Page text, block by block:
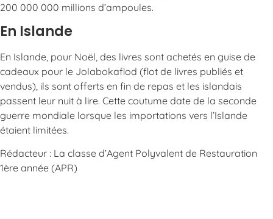
200 000 000 millions d’ampoules.
En Islande
En Islande, pour Noël, des livres sont achetés en guise de
cadeaux pour le Jolabokaflod (flot de livres publiés et
vendus), ils sont offerts en fin de repas et les islandais
passent leur nuit à lire. Cette coutume date de la seconde
guerre mondiale lorsque les importations vers l’Islande
étaient limitées.
Rédacteur : La classe d’Agent Polyvalent de Restauration
1ère année (APR)